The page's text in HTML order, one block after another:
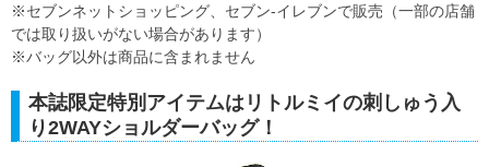
※セブンネットショッピング、セブン‐イレブンで販売（一部の店舗
では取り扱いがない場合があります）
※バッグ以外は商品に含まれません
本誌限定特別アイテムはリトルミイの刺しゅう入
り2WAYショルダーバッグ！